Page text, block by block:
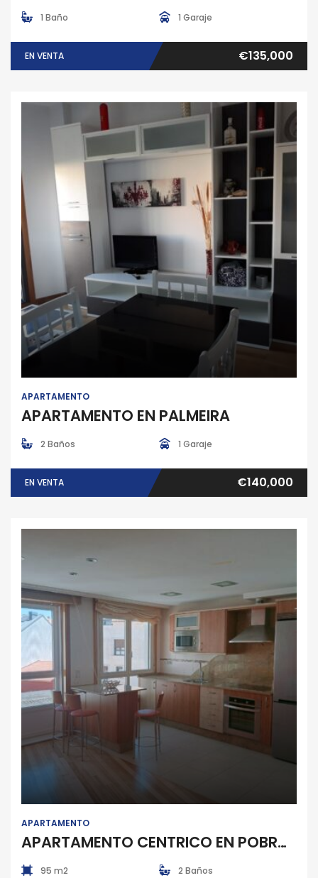
1 Baño 1 Garaje
EN VENTA €135,000
Apartamento
APARTAMENTO
APARTAMENTO EN PALMEIRA
2 Baños 1 Garaje
EN VENTA €140,000
Apartamento
APARTAMENTO
APARTAMENTO CENTRICO EN POBRA DO CARAMIÑAL
95 m2 2 Baños